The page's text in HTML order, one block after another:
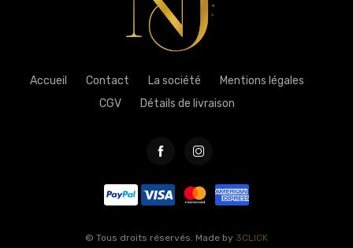
Accueil Contact La société
Mentions légales
CGV
Détails de livraison
© Tous droits réservés. Made by 3CLICK